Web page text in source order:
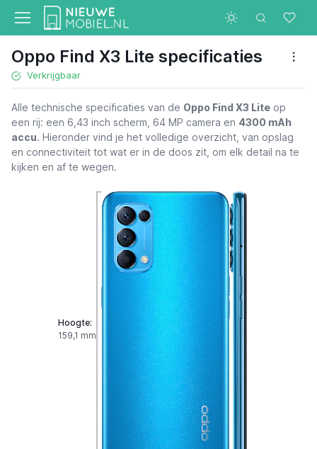
Oppo Find X3 Lite specificaties
Verkrijgbaar
Alle technische specificaties van de Oppo Find X3 Lite op
een rij: een 6,43 inch scherm, 64 MP camera en 4300 mAh
accu. Hieronder vind je het volledige overzicht, van opslag
en connectiviteit tot wat er in de doos zit, om elk detail na te
kijken en af te wegen.
Hoogte:
159,1 mm